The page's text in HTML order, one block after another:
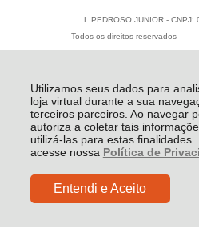
Utilizamos seus dados para
loja virtual durante a sua
terceiros parceiros. Ao navegar
autoriza a coletar tais
utilizá-las para estas finalidades.
acesse nossa Política de
Entendi e Aceito
L PEDROSO JUNIOR -
Todos os direitos reservados
R$ 4,80